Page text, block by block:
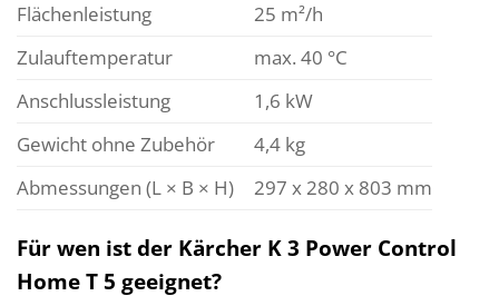
Flächenleistung
25 m²/h
Zulauftemperatur
max. 40 °C
Anschlussleistung
1,6 kW
Gewicht ohne Zubehör
4,4 kg
Abmessungen (L × B × H)
297 x 280 x 803 mm
Für wen ist der Kärcher K 3 Power Control
Home T 5 geeignet?